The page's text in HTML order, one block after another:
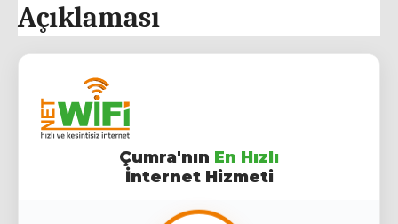
Açıklaması
Çumra'nın En Hızlı
İnternet Hizmeti